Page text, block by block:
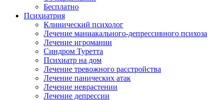
Бесплатно
Психиатрия
Клинический психолог
Лечение маниакального-депрессивного психоза
Лечение игромании
Синдром Туретта
Психиатр на дом
Лечение тревожного расстройства
Лечение панических атак
Лечение неврастении
Лечение депрессии